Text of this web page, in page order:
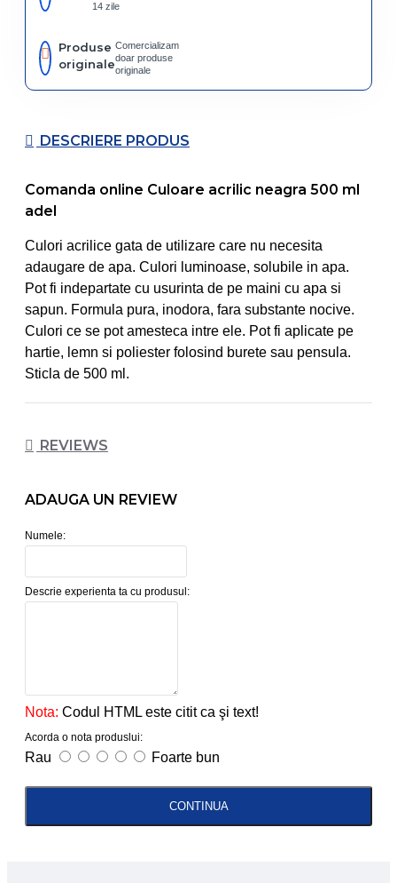
14 zile
Produse
originale
Comercializam
doar produse
originale
DESCRIERE PRODUS
Comanda online Culoare acrilic neagra 500 ml
adel
Culori acrilice gata de utilizare care nu necesita
adaugare de apa. Culori luminoase, solubile in apa.
Pot fi indepartate cu usurinta de pe maini cu apa si
sapun. Formula pura, inodora, fara substante nocive.
Culori ce se pot amesteca intre ele. Pot fi aplicate pe
hartie, lemn si poliester folosind burete sau pensula.
Sticla de 500 ml.
REVIEWS
ADAUGA UN REVIEW
Numele:
Descrie experienta ta cu produsul:
Nota: Codul HTML este citit ca şi text!
Acorda o nota produslui:
Rau Foarte bun
CONTINUA